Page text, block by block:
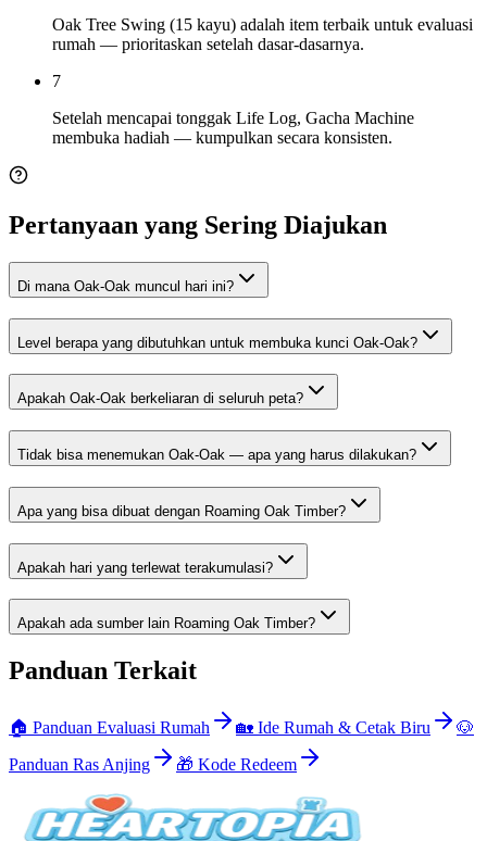
Oak Tree Swing (15 kayu) adalah item terbaik untuk evaluasi
rumah — prioritaskan setelah dasar-dasarnya.
7
Setelah mencapai tonggak Life Log, Gacha Machine
membuka hadiah — kumpulkan secara konsisten.
Pertanyaan yang Sering Diajukan
Di mana Oak-Oak muncul hari ini?
Level berapa yang dibutuhkan untuk membuka kunci Oak-Oak?
Apakah Oak-Oak berkeliaran di seluruh peta?
Tidak bisa menemukan Oak-Oak — apa yang harus dilakukan?
Apa yang bisa dibuat dengan Roaming Oak Timber?
Apakah hari yang terlewat terakumulasi?
Apakah ada sumber lain Roaming Oak Timber?
Panduan Terkait
🏠 Panduan Evaluasi Rumah 🏡 Ide Rumah & Cetak Biru
🐶
Panduan Ras Anjing
🎁 Kode Redeem